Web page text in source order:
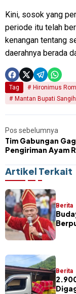
Kini, sosok yang
periode itu telah
kenangan tentang
daerahnya berada
Tag Hironimus
Mantan Bupati
Pos sebelumnya
Tim Gabungan
Pengiriman Ayam
Pelabuhan Tahuna
Artikel Terkait
Berita
Berita